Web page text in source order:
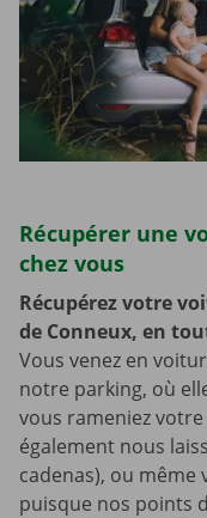
Récupérer une
chez vous
Récupérez votre
de Conneux, en
Vous venez en
notre parking, où
vous rameniez
également nous
cadenas), ou
puisque nos points